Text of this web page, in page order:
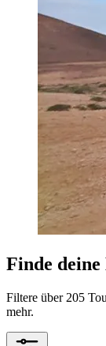
Finde
Filtere über 205
mehr.